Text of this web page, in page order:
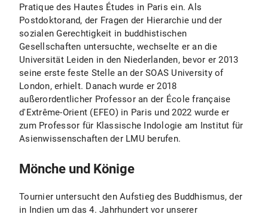
Pratique des Hautes Études in Paris ein. Als
Postdoktorand, der Fragen der Hierarchie und der
sozialen Gerechtigkeit in buddhistischen
Gesellschaften untersuchte, wechselte er an die
Universität Leiden in den Niederlanden, bevor er 2013
seine erste feste Stelle an der SOAS University of
London, erhielt. Danach wurde er 2018
außerordentlicher Professor an der École française
d'Extrême-Orient (EFEO) in Paris und 2022 wurde er
zum Professor für Klassische Indologie am Institut für
Asienwissenschaften der LMU berufen.
Mönche und Könige
Tournier untersucht den Aufstieg des Buddhismus, der
in Indien um das 4. Jahrhundert vor unserer